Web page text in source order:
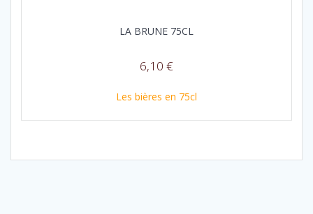
LA BRUNE 75CL
6,10 €
Les bières en 75cl